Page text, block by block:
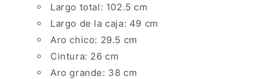
Largo total: 102.5 cm
Largo de la caja: 49 cm
Aro chico: 29.5 cm
Cintura: 26 cm
Aro grande: 38 cm